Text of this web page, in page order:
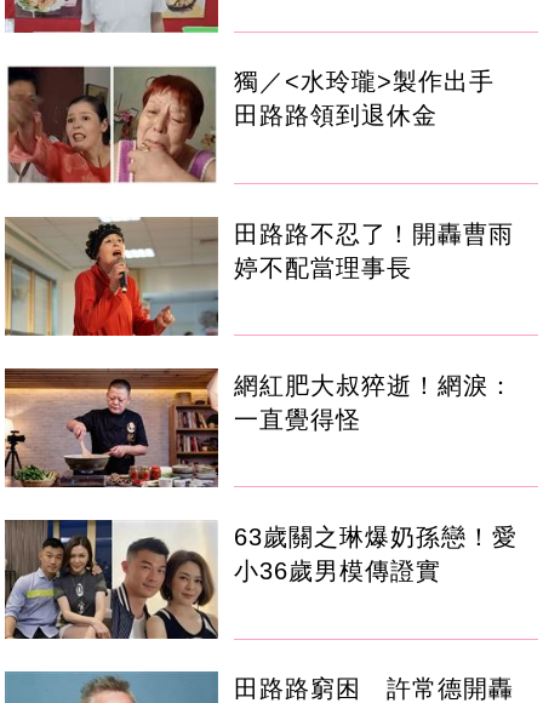
獨／<水玲瓏>製作出手
田路路領到退休金
田路路不忍了！開轟曹雨
婷不配當理事長
網紅肥大叔猝逝！網淚：
一直覺得怪
63歲關之琳爆奶孫戀！愛
小36歲男模傳證實
田路路窮困 許常德開轟